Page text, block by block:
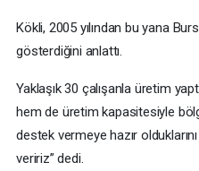
Kökli, 2005 yılından bu yana
gösterdiğini anlattı.
Yaklaşık 30 çalışanla üretim
hem de üretim kapasitesiyle
destek vermeye hazır
veririz” dedi.